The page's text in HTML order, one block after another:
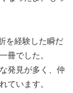
を経験した瞬だ
冊でした。
発見が多く、仲
ています。